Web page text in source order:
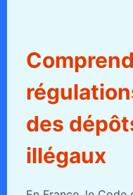
des
illégaux